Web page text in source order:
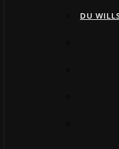
DU